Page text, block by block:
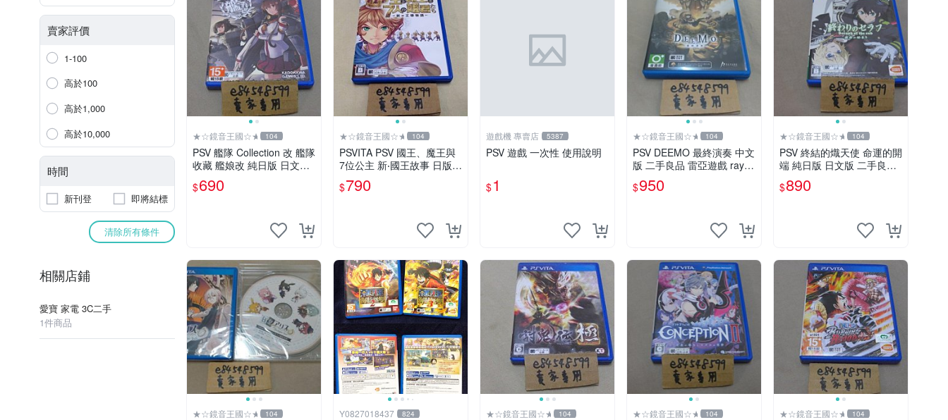
賣家評價
1-100
高於100
高於1,000
高於10,000
時間
新刊登 即將結標
清除所有條件
相關店鋪
愛寶 家電 3C二手
1件商品
★☆鏡音王國☆★ 104
PSV 艦隊 Collection 改 艦隊
收藏 艦娘改 純日版 日文版
二手良品 艦これ
$690
★☆鏡音王國☆★ 104
PSVITA PSV 國王、魔王與
7位公主 新‧國王故事 日版
日文版 純日版 七位公主
$790
遊戲機 專賣店 5387
PSV 遊戲 一次性 使用說明
$1
★☆鏡音王國☆★ 104
PSV DEEMO 最終演奏 中文
版 二手良品 雷亞遊戲 rayar
$950
★☆鏡音王國☆★ 104
PSV 終結的熾天使 命運的開
端 純日版 日文版 二手良品
終わりのセラフ 運命の始ま
り
$890
★☆鏡音王國☆★ 104 Y0827018437 824 ★☆鏡音王國☆★ 104 ★☆鏡音王國☆★ 104 ★☆鏡音王國☆★ 104